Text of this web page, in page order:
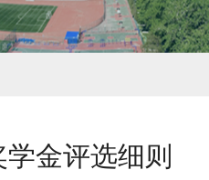
金评选细则